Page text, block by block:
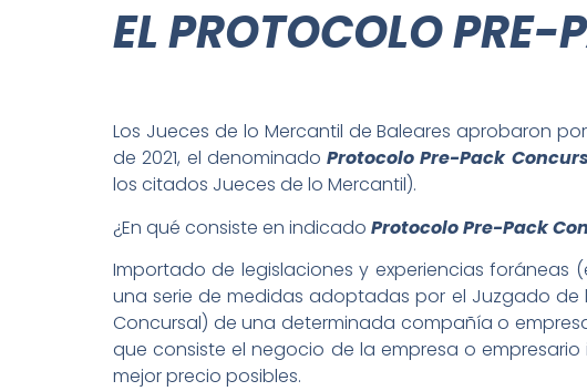
EL PROTOCOLO
Los Jueces de lo Mercantil de Baleares aprobaron
de 2021, el denominado Protocolo Pre-Pack
los citados Jueces de lo Mercantil).
¿En qué consiste en indicado Protocolo Pre-Pack
Importado de legislaciones y experiencias foráneas
una serie de medidas adoptadas por el Juzgado
Concursal) de una determinada compañía o
que consiste el negocio de la empresa o
mejor precio posibles.